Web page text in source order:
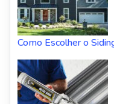
Como Escolher o